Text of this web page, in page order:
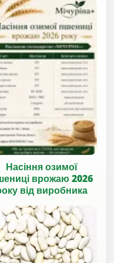
Насіння озимої
врожаю 2026
від виробника